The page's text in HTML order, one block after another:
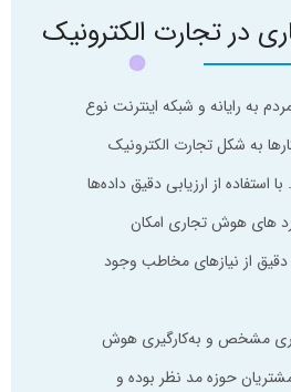
در تجارت الکترونیک
به رایانه و شبکه اینترنت نوع
به شکل تجارت الکترونیک
استفاده از ارزیابی دقیق داده‌ها
های هوش تجاری امکان
دقیق از نیازهای مخاطب وجود
مشخص و به‌کارگیری هوش
حوزه مد نظر بوده و